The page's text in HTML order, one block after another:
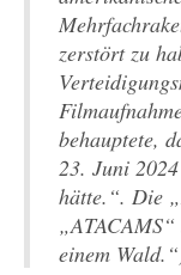
zerstört zu
behauptete,
23. Juni
hätte.“. Die
einem